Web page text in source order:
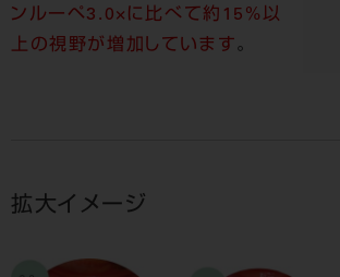
ンルーペ3.0×に比べて約15%以
上の視野が増加しています。
拡大イメージ